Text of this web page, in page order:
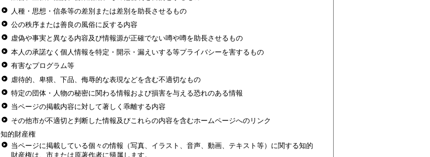
人種・思想・信条等の差別または差別を助長させるもの
公の秩序または善良の風俗に反する内容
虚偽や事実と異なる内容及び情報源が正確でない噂や噂を助長させるもの
本人の承諾なく個人情報を特定・開示・漏えいする等プライバシーを害するもの
有害なプログラム等
虐待的、卑猥、下品、侮辱的な表現などを含む不適切なもの
特定の団体・人物の秘密に関わる情報および損害を与える恐れのある情報
当ページの掲載内容に対して著しく乖離する内容
その他市が不適切と判断した情報及びこれらの内容を含むホームページへのリンク
知的財産権
当ページに掲載している個々の情報（写真、イラスト、音声、動画、テキスト等）に関する知的
財産権は、市または原著作者に帰属します。